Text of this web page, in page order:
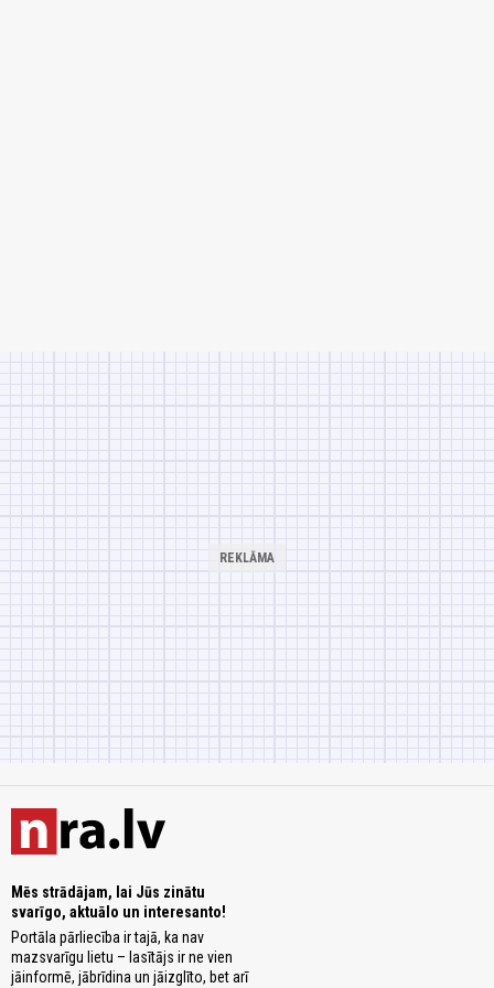
Mēs strādājam, lai Jūs zinātu
svarīgo, aktuālo un interesanto!
Portāla pārliecība ir tajā, ka nav
mazsvarīgu lietu – lasītājs ir ne vien
jāinformē, jābrīdina un jāizglīto, bet arī